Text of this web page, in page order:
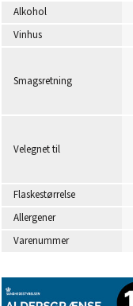
Alkohol
Vinhus
Smagsretning
Velegnet til
Flaskestørrelse
Allergener
Varenummer